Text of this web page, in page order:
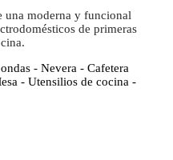
una moderna y funcional
de primeras
- Nevera - Cafetera
- Utensilios de cocina -